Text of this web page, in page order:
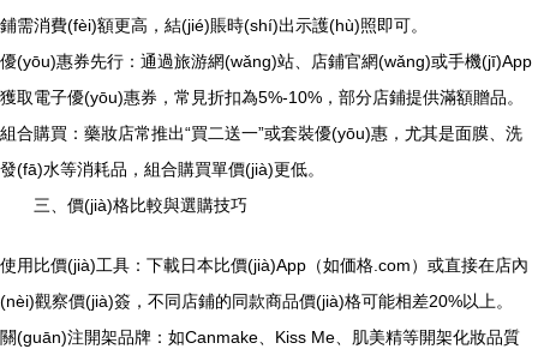
鋪需消費(fèi)額更高，結(jié)賬時(shí)出示護(hù)照即可。
優(yōu)惠券先行：通過旅游網(wǎng)站、店鋪官網(wǎng)或手機(jī)App
獲取電子優(yōu)惠券，常見折扣為5%-10%，部分店鋪提供滿額贈品。
組合購買：藥妝店常推出“買二送一”或套裝優(yōu)惠，尤其是面膜、洗
發(fā)水等消耗品，組合購買單價(jià)更低。
三、價(jià)格比較與選購技巧
使用比價(jià)工具：下載日本比價(jià)App（如価格.com）或直接在店內
(nèi)觀察價(jià)簽，不同店鋪的同款商品價(jià)格可能相差20%以上。
關(guān)注開架品牌：如Canmake、Kiss Me、肌美精等開架化妝品質